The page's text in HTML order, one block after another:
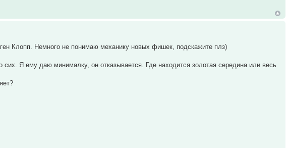
Клопп. Немного не понимаю механику новых фишек, подскажите плз)
сих. Я ему даю минималку, он отказывается. Где находится золотая середина или весь